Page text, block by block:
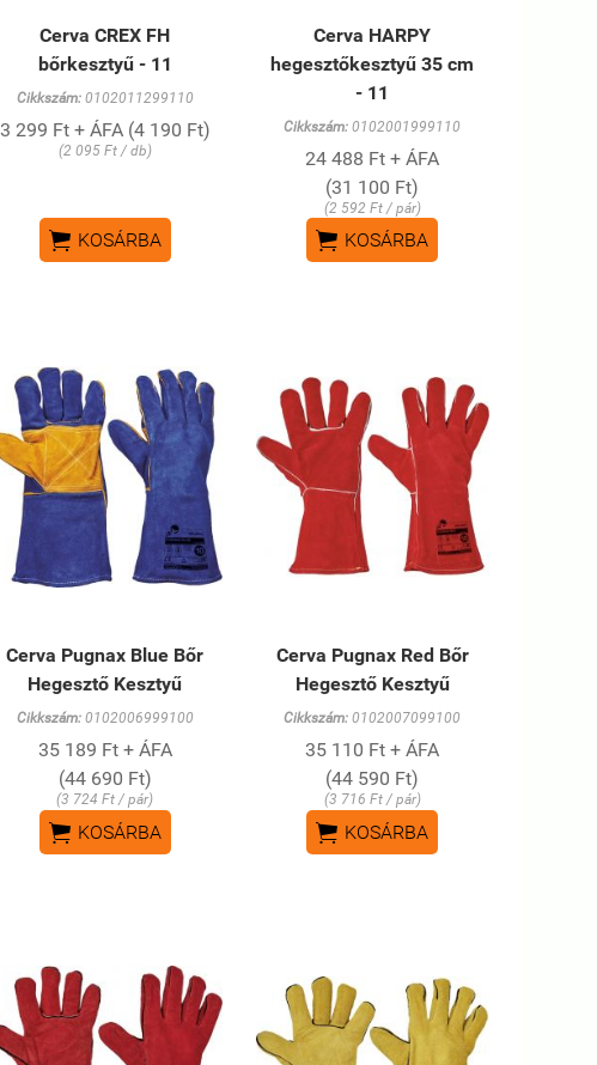
Cerva CREX FH
bőrkesztyű - 11
Cikkszám:0102011299110
3 299 Ft + ÁFA (4 190 Ft)
(2 095 Ft / db)
 KOSÁRBA
Cerva HARPY
hegesztőkesztyű 35 cm
- 11
Cikkszám: 0102001999110
24 488 Ft + ÁFA
(31 100 Ft)
(2 592 Ft / pár)
 KOSÁRBA
Cerva Pugnax Blue Bőr
Hegesztő Kesztyű
Cikkszám:0102006999100
35 189 Ft + ÁFA
(44 690 Ft)
(3 724 Ft / pár)
 KOSÁRBA
Cerva Pugnax Red Bőr
Hegesztő Kesztyű
Cikkszám: 0102007099100
35 110 Ft + ÁFA
(44 590 Ft)
(3 716 Ft / pár)
 KOSÁRBA